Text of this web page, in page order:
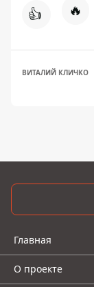
👍 🔥
ВИТАЛИЙ КЛИЧКО
Главная
О проекте